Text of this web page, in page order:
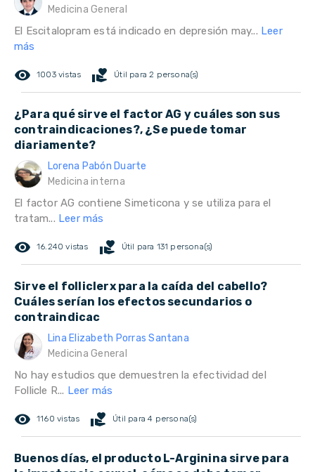
Medicina General
El Escitalopram está indicado en depresión may... Leer
más
remove_red_eye 1003 vistas volunteer_activism Útil para 2 persona(s)
¿Para qué sirve el factor AG y cuáles son sus
contraindicaciones?, ¿Se puede tomar
diariamente?
Lorena Pabón Duarte
Medicina interna
El factor AG contiene Simeticona y se utiliza para el
tratam... Leer más
remove_red_eye 16.240 vistas volunteer_activism Útil para 131 persona(s)
Sirve el folliclerx para la caída del cabello?
Cuáles serían los efectos secundarios o
contraindicac
Lina Elizabeth Porras Santana
Medicina General
No hay estudios que demuestren la efectividad del
Follicle R... Leer más
remove_red_eye 1160 vistas volunteer_activism Útil para 4 persona(s)
Buenos días, el producto L-Arginina sirve para